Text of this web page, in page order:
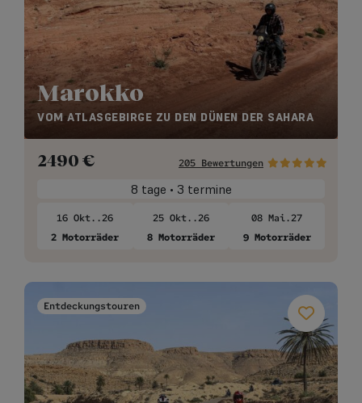
Marokko
VOM ATLASGEBIRGE ZU DEN DÜNEN DER SAHARA
2490 € 205 Bewertungen
8 tage • 3 termine
16 Okt..26
2 Motorräder
25 Okt..26
8 Motorräder
08 Mai.27
9 Motorräder
Entdeckungstouren